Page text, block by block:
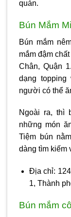
quán.
Bún Mắm
Bún mắm
mắm đậm
Chân, Quận
dạng
người có thể
Ngoài ra, thì
những món
Tiệm bún
dàng tìm kiếm
Địa chỉ:
1, Thành
Bún mắm